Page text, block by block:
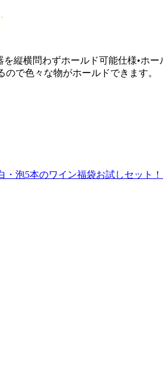
横問わずホールド可能仕様•ホー
ので色々な物がホールドできます。
・泡5本のワイン福袋お試しセット